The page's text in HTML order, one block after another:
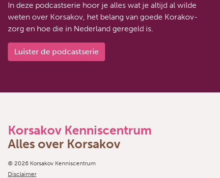
In deze podcastserie hoor je alles wat je altijd al wilde
weten over Korsakov, het belang van goede Korakov-
zorg en hoe die in Nederland geregeld is.
Luister de podcastserie
Korsakov Kenniscentrum
Alles over Korsakov
Copyright navigation
© 2026 Korsakov Kenniscentrum
Disclaimer